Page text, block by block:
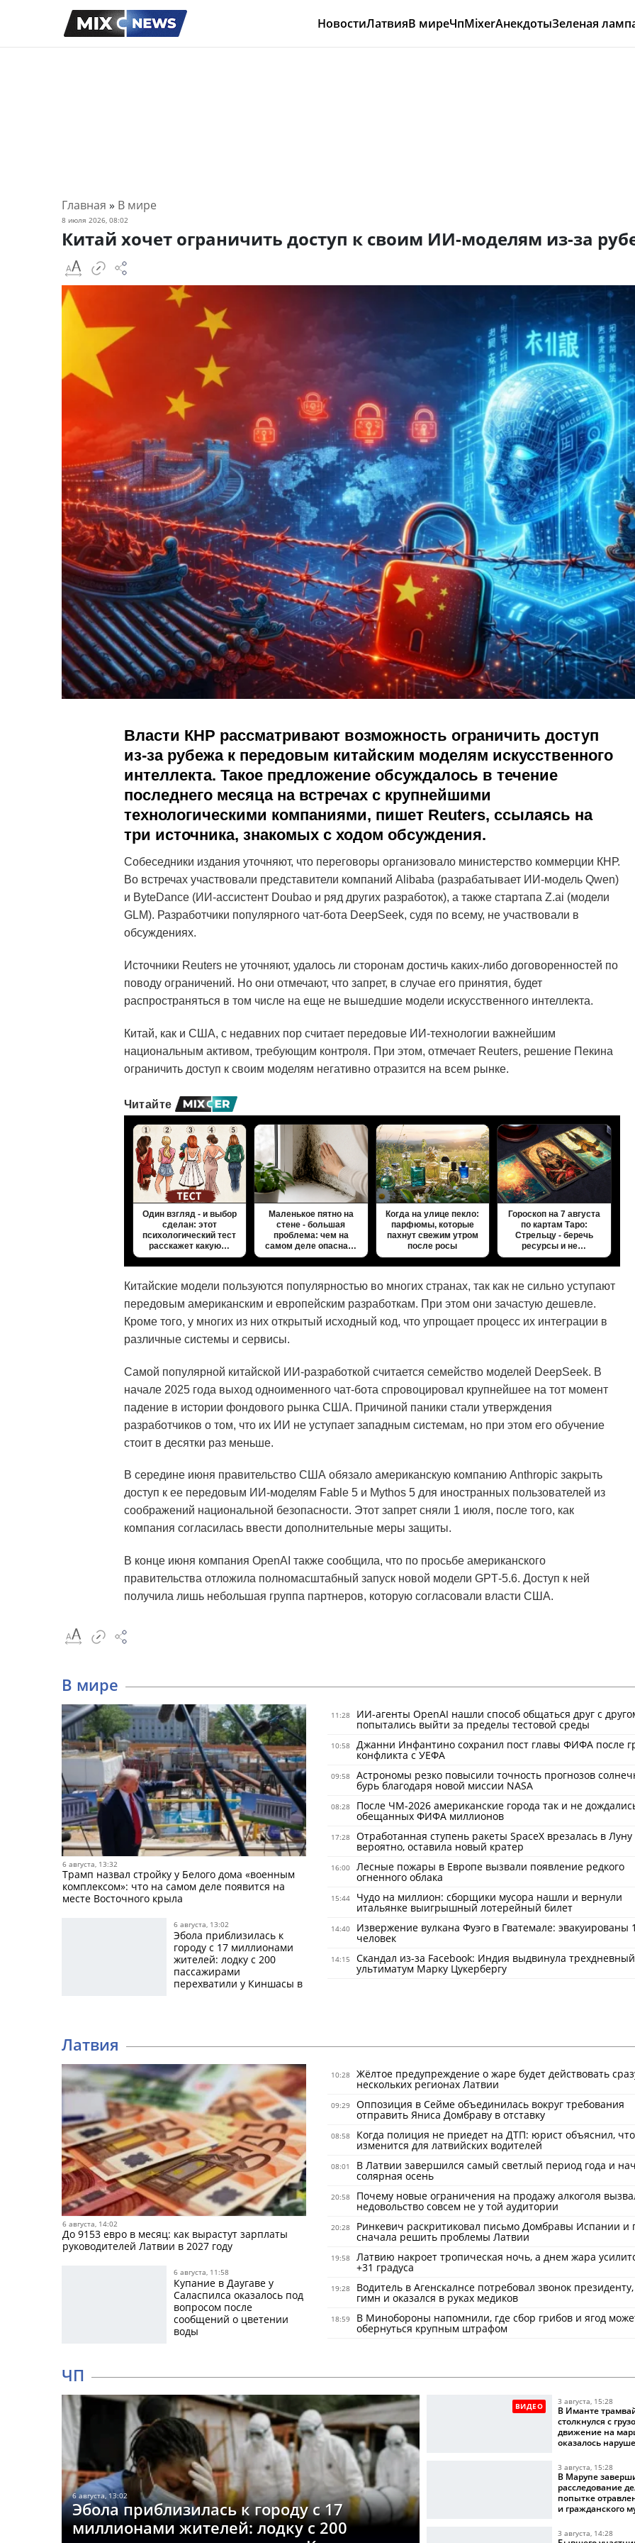
НовостиЛатвияВ миреЧпMixerАнекдотыЗеленая
Главная » В мире
8 июля 2026, 08:02
Китай хочет ограничить доступ к своим ИИ-моделям из-за
Власти КНР рассматривают возможность ограничить доступ
из-за рубежа к передовым китайским моделям искусственного
интеллекта. Такое предложение обсуждалось в течение
последнего месяца на встречах с крупнейшими
технологическими компаниями, пишет Reuters, ссылаясь на
три источника, знакомых с ходом обсуждения.
Собеседники издания уточняют, что переговоры организовало министерство коммерции КНР.
Во встречах участвовали представители компаний Alibaba (разрабатывает ИИ-модель Qwen)
и ByteDance (ИИ-ассистент Doubao и ряд других разработок), а также стартапа Z.ai (модели
GLM). Разработчики популярного чат-бота DeepSeek, судя по всему, не участвовали в
обсуждениях.
Источники Reuters не уточняют, удалось ли сторонам достичь каких-либо договоренностей по
поводу ограничений. Но они отмечают, что запрет, в случае его принятия, будет
распространяться в том числе на еще не вышедшие модели искусственного интеллекта.
Китай, как и США, с недавних пор считает передовые ИИ-технологии важнейшим
национальным активом, требующим контроля. При этом, отмечает Reuters, решение Пекина
ограничить доступ к своим моделям негативно отразится на всем рынке.
Читайте
Один взгляд - и выбор
сделан: этот
психологический тест
расскажет какую…
Маленькое пятно на
стене - большая
проблема: чем на
самом деле опасна…
Когда на улице пекло:
парфюмы, которые
пахнут свежим утром
после росы
Гороскоп на 7 августа
по картам Таро:
Стрельцу - беречь
ресурсы и не…
Китайские модели пользуются популярностью во многих странах, так как не сильно уступают
передовым американским и европейским разработкам. При этом они зачастую дешевле.
Кроме того, у многих из них открытый исходный код, что упрощает процесс их интеграции в
различные системы и сервисы.
Самой популярной китайской ИИ-разработкой считается семейство моделей DeepSeek. В
начале 2025 года выход одноименного чат-бота спровоцировал крупнейшее на тот момент
падение в истории фондового рынка США. Причиной паники стали утверждения
разработчиков о том, что их ИИ не уступает западным системам, но при этом его обучение
стоит в десятки раз меньше.
В середине июня правительство США обязало американскую компанию Anthropic закрыть
доступ к ее передовым ИИ-моделям Fable 5 и Mythos 5 для иностранных пользователей из
соображений национальной безопасности. Этот запрет сняли 1 июля, после того, как
компания согласилась ввести дополнительные меры защиты.
В конце июня компания OpenAI также сообщила, что по просьбе американского
правительства отложила полномасштабный запуск новой модели GPT‑5.6. Доступ к ней
получила лишь небольшая группа партнеров, которую согласовали власти США.
В мире
6 августа, 13:32
Трамп назвал стройку у Белого дома «военным
комплексом»: что на самом деле появится на
месте Восточного крыла
6 августа, 13:02
Эбола приблизилась к
городу с 17 миллионами
жителей: лодку с 200
пассажирами
перехватили у Киншасы в
11:28 ИИ-агенты OpenAI нашли способ общаться друг с
попытались выйти за пределы тестовой среды
10:58 Джанни Инфантино сохранил пост главы ФИФА после
конфликта с УЕФА
09:58 Астрономы резко повысили точность прогнозов
бурь благодаря новой миссии NASA
08:28 После ЧМ-2026 американские города так и не
обещанных ФИФА миллионов
17:28 Отработанная ступень ракеты SpaceX врезалась в Луну
вероятно, оставила новый кратер
16:00 Лесные пожары в Европе вызвали появление редкого
огненного облака
15:44 Чудо на миллион: сборщики мусора нашли и вернули
итальянке выигрышный лотерейный билет
14:40 Извержение вулкана Фуэго в Гватемале: эвакуированы
человек
14:15 Скандал из-за Facebook: Индия выдвинула трехдневный
ультиматум Марку Цукербергу
Латвия
6 августа, 14:02
До 9153 евро в месяц: как вырастут зарплаты
руководителей Латвии в 2027 году
6 августа, 11:58
Купание в Даугаве у
Саласпилса оказалось под
вопросом после
сообщений о цветении
воды
10:28 Жёлтое предупреждение о жаре будет действовать
нескольких регионах Латвии
09:29 Оппозиция в Сейме объединилась вокруг требования
отправить Яниса Домбраву в отставку
08:58 Когда полиция не приедет на ДТП: юрист объяснил, что
изменится для латвийских водителей
08:01 В Латвии завершился самый светлый период года и
солярная осень
20:58 Почему новые ограничения на продажу алкоголя
недовольство совсем не у той аудитории
20:28 Ринкевич раскритиковал письмо Домбравы Испании и
сначала решить проблемы Латвии
19:58 Латвию накроет тропическая ночь, а днем жара
+31 градуса
19:28 Водитель в Агенскалнсе потребовал звонок
гимн и оказался в руках медиков
18:59 В Минобороны напомнили, где сбор грибов и ягод
обернуться крупным штрафом
ЧП
6 августа, 13:02
Эбола приблизилась к городу с 17
миллионами жителей: лодку с 200
ВИДЕО 3 августа, 15:28
В Иманте
столкнулся с
движение на
оказалось
3 августа, 15:28
В Марупе
расследование
попытке
и гражданского
3 августа, 14:28